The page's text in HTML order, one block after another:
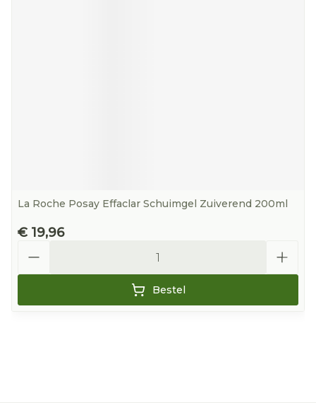
La Roche Posay Effaclar Schuimgel Zuiverend 200ml
€ 19,96
Bestel